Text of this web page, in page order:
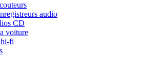
audio
CD
voiture
hi-fi